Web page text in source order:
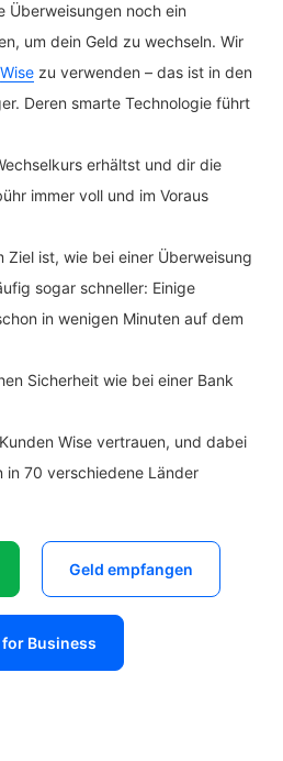
Überweisungen noch ein
um dein Geld zu wechseln. Wir
Wise zu verwenden – das ist in den
Deren smarte Technologie führt
erhältst und dir die
immer voll und im Voraus
Ziel ist, wie bei einer Überweisung
sogar schneller: Einige
in wenigen Minuten auf dem
Sicherheit wie bei einer Bank
Wise vertrauen, und dabei
in 70 verschiedene Länder
Geld empfangen
Business